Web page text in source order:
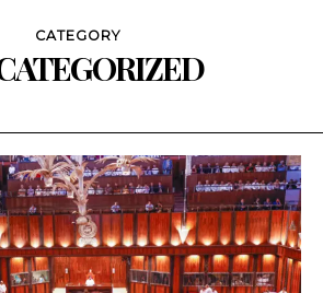
CATEGORY